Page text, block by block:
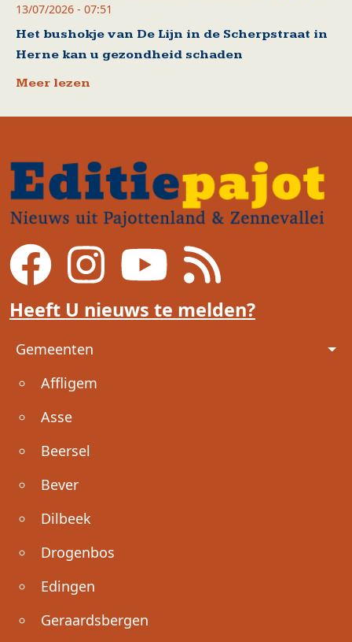
13/07/2026 - 07:51
Het bushokje van De Lijn in de Scherpstraat in
Herne kan u gezondheid schaden
Meer lezen
Heeft U nieuws te melden?
Voet
Gemeenten
Affligem
Asse
Beersel
Bever
Dilbeek
Drogenbos
Edingen
Geraardsbergen